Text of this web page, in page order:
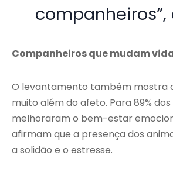
Companheiros que mudam
O levantamento também mostra
muito além do afeto. Para 89%
melhoraram o bem-estar
afirmam que a presença dos
a solidão e o estresse.